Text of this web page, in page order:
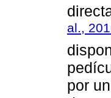
al.,
por